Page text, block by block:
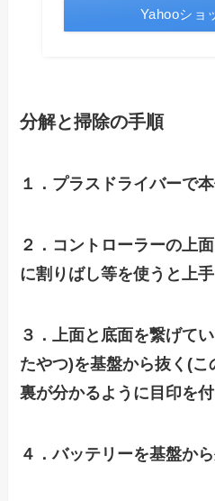
Yahooショ
分解と掃除の手順
１．プラスドライバーで
２．コントローラーの上
に割りばし等を使うと上
３．上面と底面を繋げて
たやつ)を基盤から抜く(こ
裏が分かるように目印を
４．バッテリーを基盤か